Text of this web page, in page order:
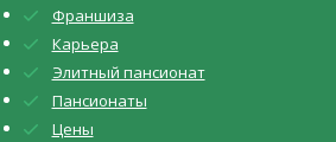
Франшиза
Карьера
Элитный пансионат
Пансионаты
Цены